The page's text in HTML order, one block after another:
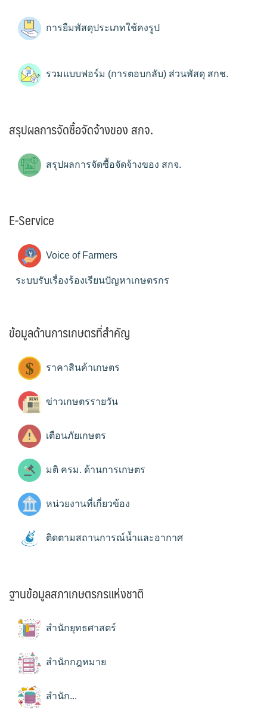
การยืมพัสดุประเภทใช้คงรูป
รวมแบบฟอร์ม (การตอบกลับ) ส่วนพัสดุ สกช.
สรุปผลการจัดซื้อจัดจ้างของ สกจ.
สรุปผลการจัดซื้อจัดจ้างของ สกจ.
E-Service
Voice of Farmers
ระบบรับเรื่องร้องเรียนปัญหาเกษตรกร
ข้อมูลด้านการเกษตรที่สำคัญ
ราคาสินค้าเกษตร
ข่าวเกษตรรายวัน
เตือนภัยเกษตร
มติ ครม. ด้านการเกษตร
หน่วยงานที่เกี่ยวข้อง
ติดตามสถานการณ์น้ำและอากาศ
ฐานข้อมูลสภาเกษตรกรแห่งชาติ
สำนักยุทธศาสตร์
สำนักกฎหมาย
สำนัก...